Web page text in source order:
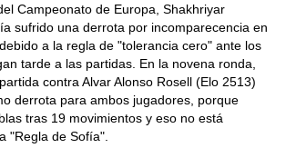
Campeonato de Europa, Shakhriyar
sufrido una derrota por incomparecencia en
a la regla de "tolerancia cero" ante los
tarde a las partidas. En la novena ronda,
contra Alvar Alonso Rosell (Elo 2513)
derrota para ambos jugadores, porque
tras 19 movimientos y eso no está
"Regla de Sofía".